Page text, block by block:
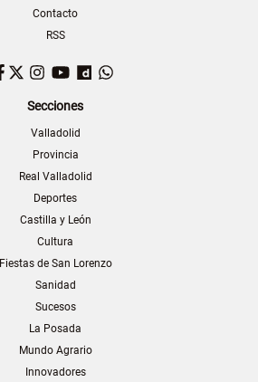
Contacto
RSS
Facebook
TwitterInstagram
YouTubeDailymotion
Secciones
Valladolid
Provincia
Real Valladolid
Deportes
Castilla y León
Cultura
Fiestas de San Lorenzo
Sanidad
Sucesos
La Posada
Mundo Agrario
Innovadores